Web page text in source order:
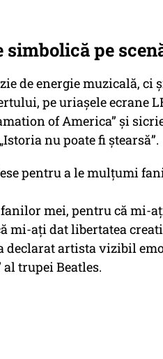
pe
de energie muzicală, ci
pe uriașele ecrane
of America” și
nu poate fi ștearsă”.
pentru a le mulțumi
mei, pentru că mi-
mi-ați dat libertatea
declarat artista vizibil
trupei Beatles.